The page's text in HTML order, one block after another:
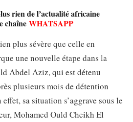
rien de l’actualité africaine
chaîne WHATSAPP
plus sévère que celle en
une nouvelle étape dans la
Abdel Aziz, qui est détenu
plusieurs mois de détention
sa situation s’aggrave sous le
Mohamed Ould Cheikh El